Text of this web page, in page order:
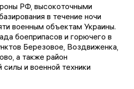
РФ, высокоточными
в течение ночи
военным объектам Украины.
боеприпасов и горючего в
Березовое, Воздвиженка,
а также район
и военной техники